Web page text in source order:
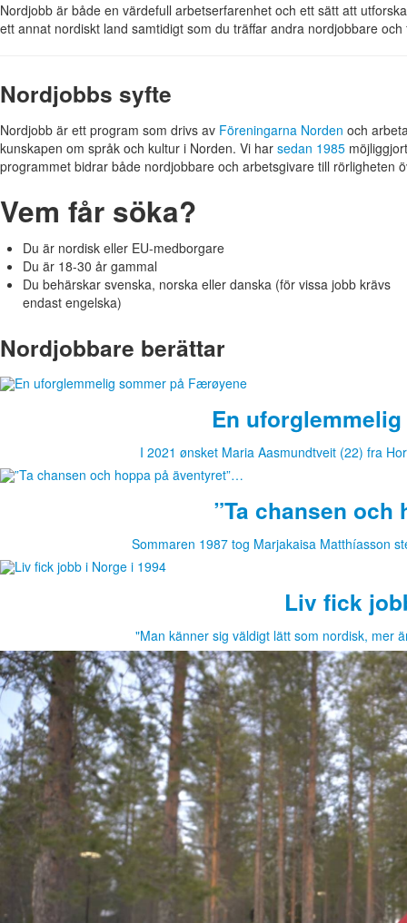
Nordjobb är både en värdefull arbetserfarenhet och ett sätt att
ett annat nordiskt land samtidigt som du träffar andra nordjobbare
Nordjobbs syfte
Nordjobb är ett program som drivs av Föreningarna Norden och
kunskapen om språk och kultur i Norden. Vi har sedan 1985
programmet bidrar både nordjobbare och arbetsgivare till rörligheten
Vem får söka?
Du är nordisk eller EU-medborgare
Du är 18-30 år gammal
Du behärskar svenska, norska eller danska (för vissa jobb krävs
endast engelska)
Nordjobbare berättar
En
I 2021 ønsket Maria Aasmundtveit (22) fra
”Ta chansen
Sommaren 1987 tog Marjakaisa Matthíasson
Liv fick
"Man känner sig väldigt lätt som nordisk, mer